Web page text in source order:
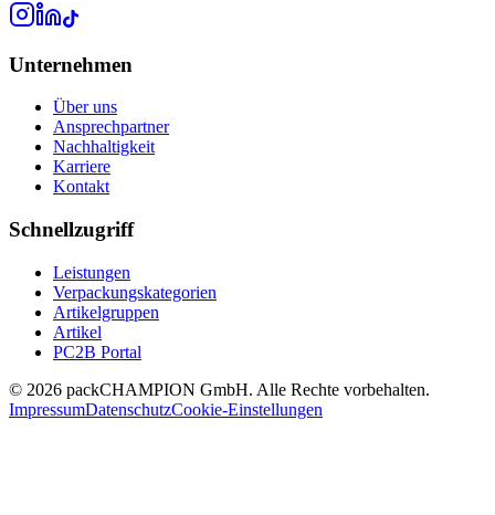
Unternehmen
Über uns
Ansprechpartner
Nachhaltigkeit
Karriere
Kontakt
Schnellzugriff
Leistungen
Verpackungskategorien
Artikelgruppen
Artikel
PC2B Portal
© 2026 packCHAMPION GmbH. Alle Rechte vorbehalten.
ImpressumDatenschutzCookie-Einstellungen